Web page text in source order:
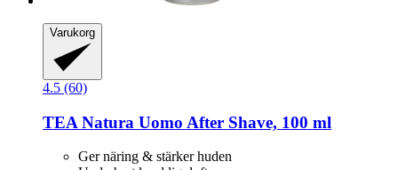
Varukorg
4.5 (60)
TEA Natura Uomo After Shave, 100 ml
Ger näring & stärker huden